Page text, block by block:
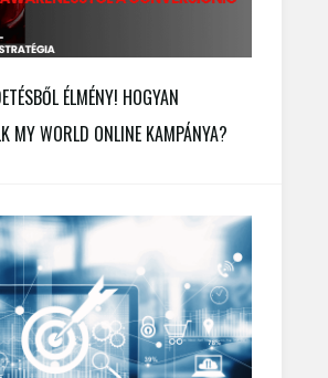
ÉLMÉNY! HOGYAN
MY WORLD ONLINE KAMPÁNYA?